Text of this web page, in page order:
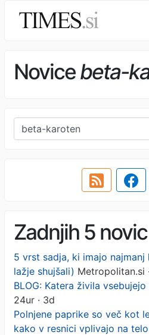
Novicebeta-
Zadnjih 5 novic
5 vrst sadja, ki imajo
lažje shujšali) Metropolitan.si
BLOG: Katera živila
24ur · 3d
Polnjene paprike so več kot
kako v resnici vplivajo na